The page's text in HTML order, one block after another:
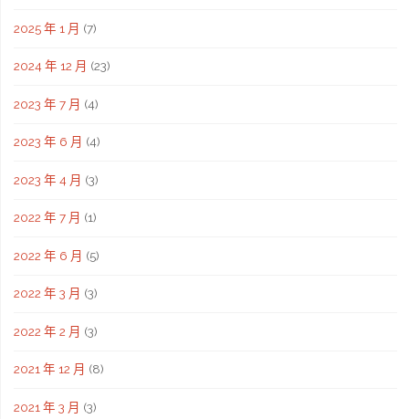
2025 年 1 月 (7)
2024 年 12 月 (23)
2023 年 7 月 (4)
2023 年 6 月 (4)
2023 年 4 月 (3)
2022 年 7 月 (1)
2022 年 6 月 (5)
2022 年 3 月 (3)
2022 年 2 月 (3)
2021 年 12 月 (8)
2021 年 3 月 (3)